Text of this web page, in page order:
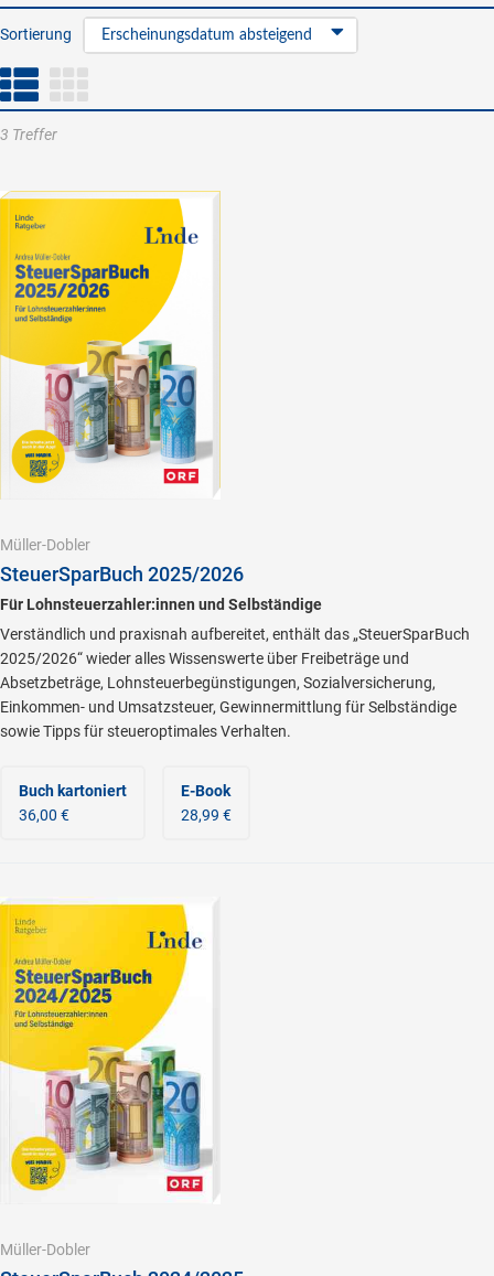
Sortierung Erscheinungsdatum absteigend
3 Treffer
Müller-Dobler
SteuerSparBuch 2025/2026
Für Lohnsteuerzahler:innen und Selbständige
Verständlich und praxisnah aufbereitet, enthält das „SteuerSparBuch
2025/2026“ wieder alles Wissenswerte über Freibeträge und
Absetzbeträge, Lohnsteuerbegünstigungen, Sozialversicherung,
Einkommen- und Umsatzsteuer, Gewinnermittlung für Selbständige
sowie Tipps für steueroptimales Verhalten.
Buch kartoniert
36,00 €
E-Book
28,99 €
Müller-Dobler